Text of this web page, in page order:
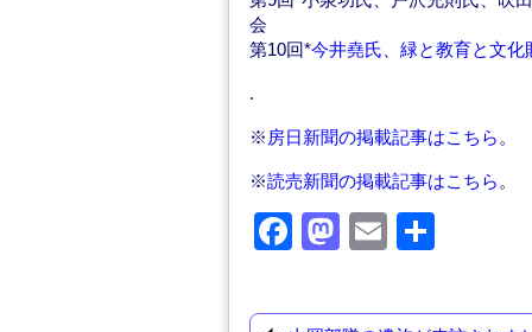
会
第10回*今井堯氏 緑と教育と文化
.
※ 房日新聞の掲載記事はこちら 。
※読売新聞の掲載記事はこちら 。
F
c
M
st
E
ail